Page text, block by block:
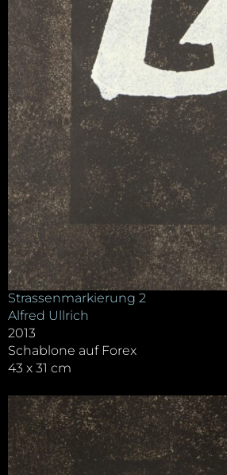
Strassenmarkierung 2
Alfred Ullrich
2013
Schablone auf Forex
43 x 31 cm